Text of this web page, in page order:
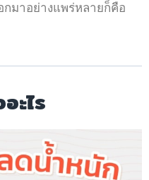
มาอย่างแพร่หลายก็คือ
ะไร